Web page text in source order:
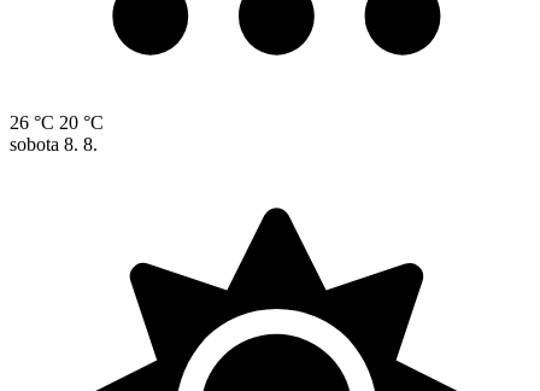
26 °C 20 °C
sobota 8. 8.